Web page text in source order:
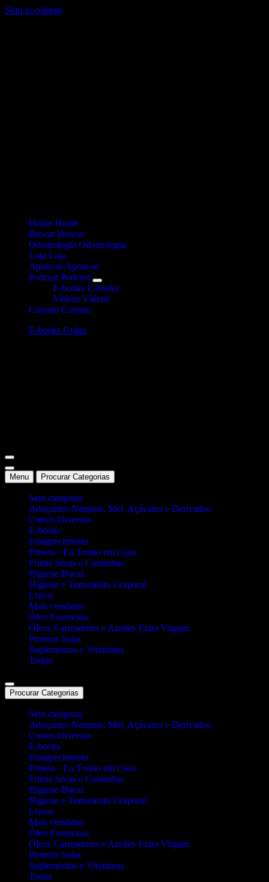
Skip to content
Home Home
Buscar Buscar
Odontologia Odontologia
Loja Loja
Apoia-se Apoia-se
Podcast Podcast
E-books E-books
Vídeos Vídeos
Contato Contato
E-books Grátis
Menu Procurar Categorias
Sem categoria
Adoçantes Naturais, Mel, Açúcares e Derivados
Cursos Diversos
E-books
Emagrecimento
Fitness - Eu Treino em Casa
Frutas Secas e Castanhas
Higiene Bucal
Higiene e Tratamento Corporal
Livros
Mais vendidos
Óleo Essenciais
Óleos Carreadores e Azeites Extra Virgem
Protetor Solar
Suplementos e Vitaminas
Todos
Procurar Categorias
Sem categoria
Adoçantes Naturais, Mel, Açúcares e Derivados
Cursos Diversos
E-books
Emagrecimento
Fitness - Eu Treino em Casa
Frutas Secas e Castanhas
Higiene Bucal
Higiene e Tratamento Corporal
Livros
Mais vendidos
Óleo Essenciais
Óleos Carreadores e Azeites Extra Virgem
Protetor Solar
Suplementos e Vitaminas
Todos